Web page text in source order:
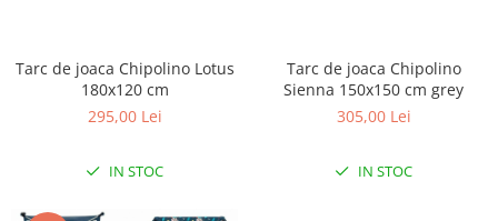
Patuturi copii
Patuturi lemn pana la 120 x 60 cm
Patuturi lemn 160 x 80 cm
Tarc de joaca Chipolino Lotus
180x120 cm
295,00 Lei
IN STOC
Tarc de joaca Chipolino
Sienna 150x150 cm grey
305,00 Lei
IN STOC